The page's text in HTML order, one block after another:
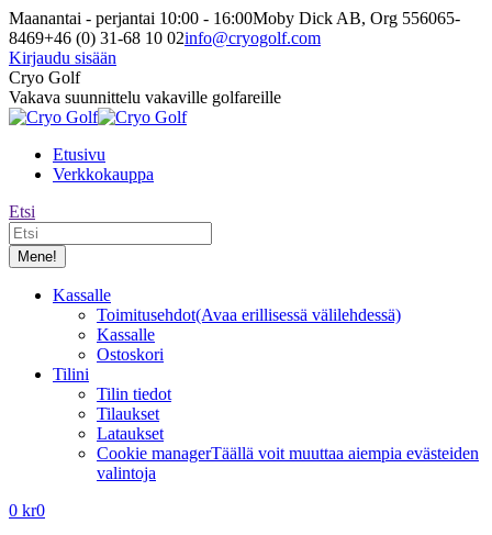
Siirry
sisältöön
Maanantai - perjantai 10:00 - 16:00Moby Dick AB, Org 556065-
8469+46 (0) 31-68 10 02info@cryogolf.com
Kirjaudu sisään
Facebook-
sivu
avautuu
ikkunaan
Instagram-
sivu
avautuu
ikkunaan
Cryo Golf
Vakava suunnittelu vakaville golfareille
Etusivu
Verkkokauppa
Etsi:
Etsi
Kassalle
Toimitusehdot(Avaa erillisessä välilehdessä)
Kassalle
Ostoskori
Tilini
Tilin tiedot
Tilaukset
Lataukset
Cookie managerTäällä voit muuttaa aiempia evästeiden
valintoja
0 kr0